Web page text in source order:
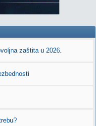
zaštita u 2026.